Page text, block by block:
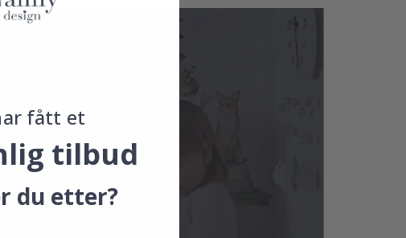
fått et
tilbud
du etter?